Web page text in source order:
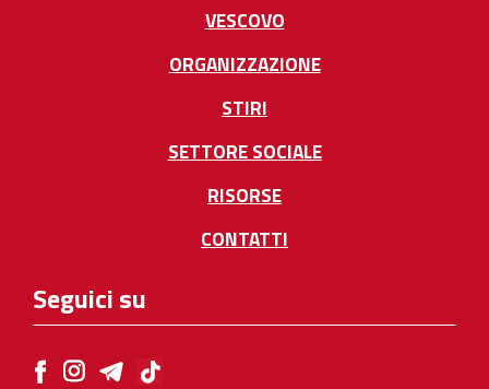
VESCOVO
ORGANIZZAZIONE
STIRI
SETTORE SOCIALE
RISORSE
CONTATTI
Seguici su